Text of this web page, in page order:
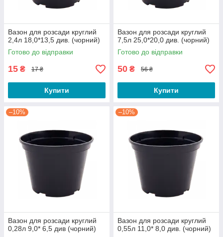
Вазон для розсади круглий
2,4л 18,0*13,5 див. (чорний)
Готово до відправки
15 ₴ 17 ₴
Купити
Вазон для розсади круглий
7,5л 25,0*20,0 див. (чорний)
Готово до відправки
50 ₴ 56 ₴
Купити
–10%
Вазон для розсади круглий
0,28л 9,0* 6,5 див (чорний)
–10%
Вазон для розсади круглий
0,55л 11,0* 8,0 див. (чорний)